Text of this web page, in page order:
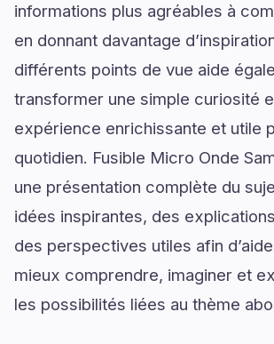
informations plus agréables à
en donnant davantage
différents points de vue aide
transformer une simple curiosité
expérience enrichissante et utile
quotidien. Fusible Micro Onde
une présentation complète du
idées inspirantes, des
des perspectives utiles afin
mieux comprendre, imaginer et
les possibilités liées au thème